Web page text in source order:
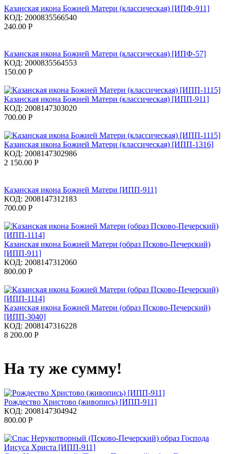
Казанская икона Божией Матери (классическая) [ИПФ-911]
КОД: 2000835566540
240.00 Р
Казанская икона Божией Матери (классическая) [ИПФ-57]
КОД: 2000835564553
150.00 Р
Казанская икона Божией Матери (классическая) [ИПП-911]
КОД: 2008147303020
700.00 Р
Казанская икона Божией Матери (классическая) [ИПП-1316]
КОД: 2008147302986
2 150.00 Р
Казанская икона Божией Матери [ИПП-911]
КОД: 2008147312183
700.00 Р
Казанская икона Божией Матери (образ Псково-Печерский)
[ИПП-911]
КОД: 2008147312060
800.00 Р
Казанская икона Божией Матери (образ Псково-Печерский)
[ИПП-3040]
КОД: 2008147316228
8 200.00 Р
На ту же сумму!
Рождество Христово (живопись) [ИПП-911]
КОД: 2008147304942
800.00 Р